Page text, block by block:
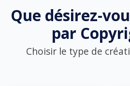
Que désirez-
par
Choisir le type de